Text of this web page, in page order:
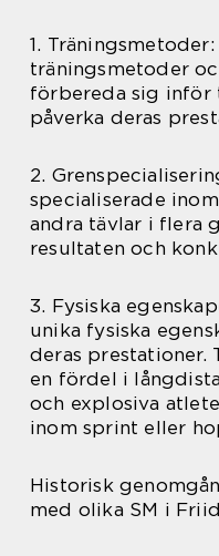
1.
träningsmetoder
förbereda sig inför
påverka deras
2.
specialiserade
andra tävlar i flera
resultaten och
3. Fysiska
unika fysiska
deras prestationer.
en fördel i
och explosiva
inom sprint eller
Historisk
med olika SM i